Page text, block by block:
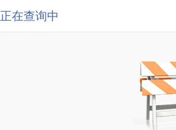
正在查询中